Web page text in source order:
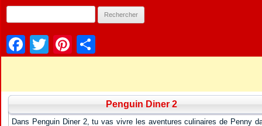
Facebook
TwitterPinterest
Penguin Diner 2
Dans Penguin Diner 2, tu vas vivre les aventures culinaires de Penny